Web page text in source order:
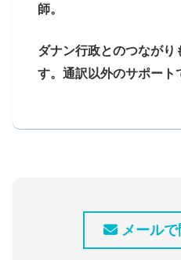
師。
ダナン行政とのつながり
す。通訳以外のサポート
メール